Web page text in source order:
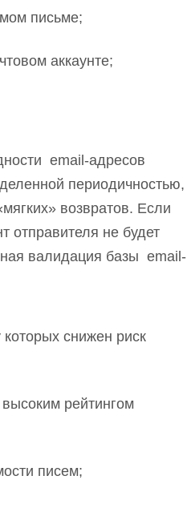
письме;
аккаунте;
email-адресов
периодичностью,
возвратов. Если
отправителя не будет
валидация базы email-
снижен риск
рейтингом
писем;